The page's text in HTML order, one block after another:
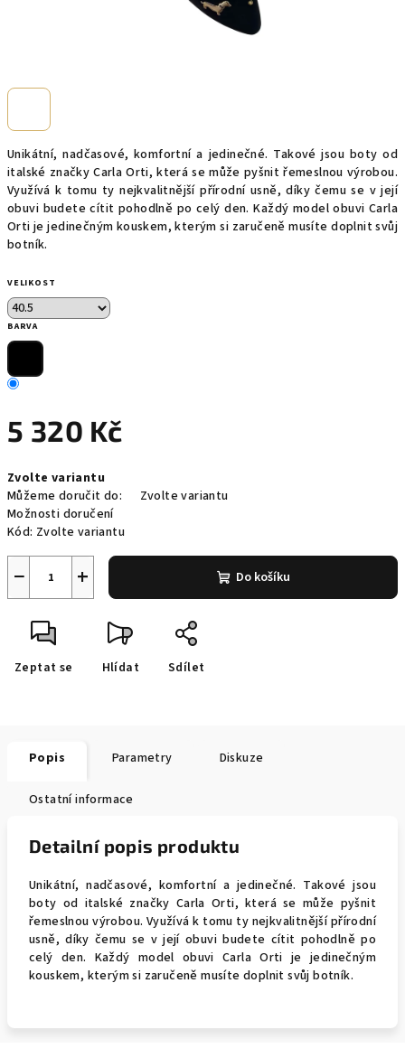
Unikátní, nadčasové, komfortní a jedinečné. Takové jsou boty od
italské značky Carla Orti, která se může pyšnit řemeslnou výrobou.
Využívá k tomu ty nejkvalitnější přírodní usně, díky čemu se v její
obuvi budete cítit pohodlně po celý den. Každý model obuvi Carla
Orti je jedinečným kouskem, kterým si zaručeně musíte doplnit svůj
botník.
VELIKOST
BARVA
5 320 Kč
cena:
Zvolte variantu
Můžeme doručit do:
Zvolte variantu
Možnosti doručení
Kód: Zvolte variantu
+
− Do košíku
Zeptat se Hlídat Sdílet
Popis Parametry Diskuze
Ostatní informace
Detailní popis produktu
Unikátní, nadčasové, komfortní a jedinečné. Takové jsou
boty od italské značky Carla Orti, která se může pyšnit
řemeslnou výrobou. Využívá k tomu ty nejkvalitnější přírodní
usně, díky čemu se v její obuvi budete cítit pohodlně po
celý den. Každý model obuvi Carla Orti je jedinečným
kouskem, kterým si zaručeně musíte doplnit svůj botník.